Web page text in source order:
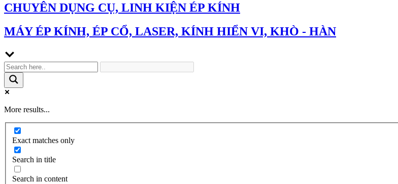
CHUYÊN DỤNG CỤ, LINH KIỆN ÉP KÍNH
MÁY ÉP KÍNH, ÉP CỔ, LASER, KÍNH HIỂN VI, KHÒ - HÀN
More results...
Exact matches only
Search in title
Search in content